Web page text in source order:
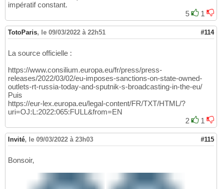
impératif constant.
5
1
TotoParis, le 09/03/2022 à 22h51 #114
La source officielle :
https://www.consilium.europa.eu/fr/press/press-
releases/2022/03/02/eu-imposes-sanctions-on-state-owned-
outlets-rt-russia-today-and-sputnik-s-broadcasting-in-the-eu/
Puis
https://eur-lex.europa.eu/legal-content/FR/TXT/HTML/?
uri=OJ:L:2022:065:FULL&from=EN
2
1
Invité, le 09/03/2022 à 23h03 #115
Bonsoir,